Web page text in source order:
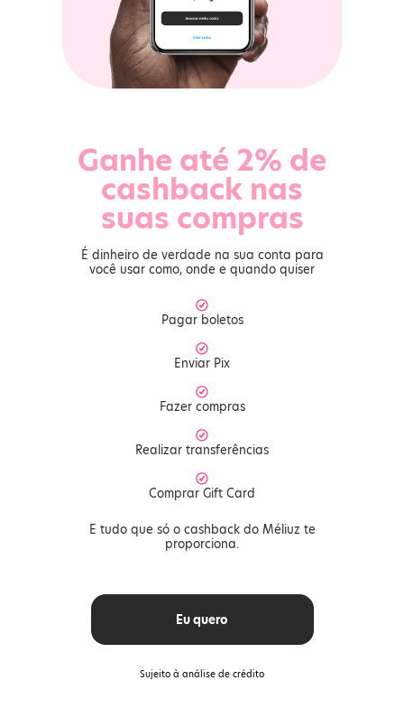
Ganhe até 2% de
cashback nas
suas compras
É dinheiro de verdade na sua conta para
você usar como, onde e quando quiser
Pagar boletos
Enviar Pix
Fazer compras
Realizar transferências
Comprar Gift Card
E tudo que só o cashback do Méliuz te
proporciona.
Eu quero
Sujeito à análise de crédito